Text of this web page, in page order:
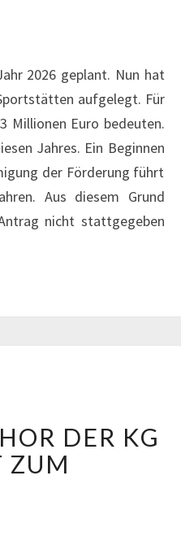
2026 geplant. Nun hat
aufgelegt. Für
Millionen Euro bedeuten.
Jahres. Ein Beginnen
der Förderung führt
Aus diesem Grund
nicht stattgegeben
DER KG
ZUM